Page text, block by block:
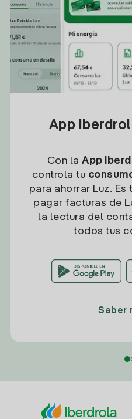
App
Con la App
controla tu
para ahorrar Luz.
pagar facturas de
la lectura del
todos tus
Saber